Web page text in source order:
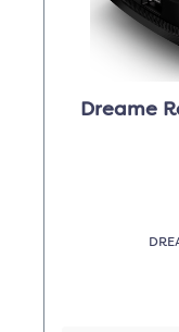
Dreame